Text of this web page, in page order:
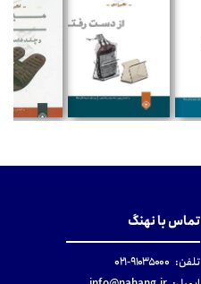
تماس با نهنگ
تلفن: ۹۱۰۳۵۰۰۰-۰۲۱